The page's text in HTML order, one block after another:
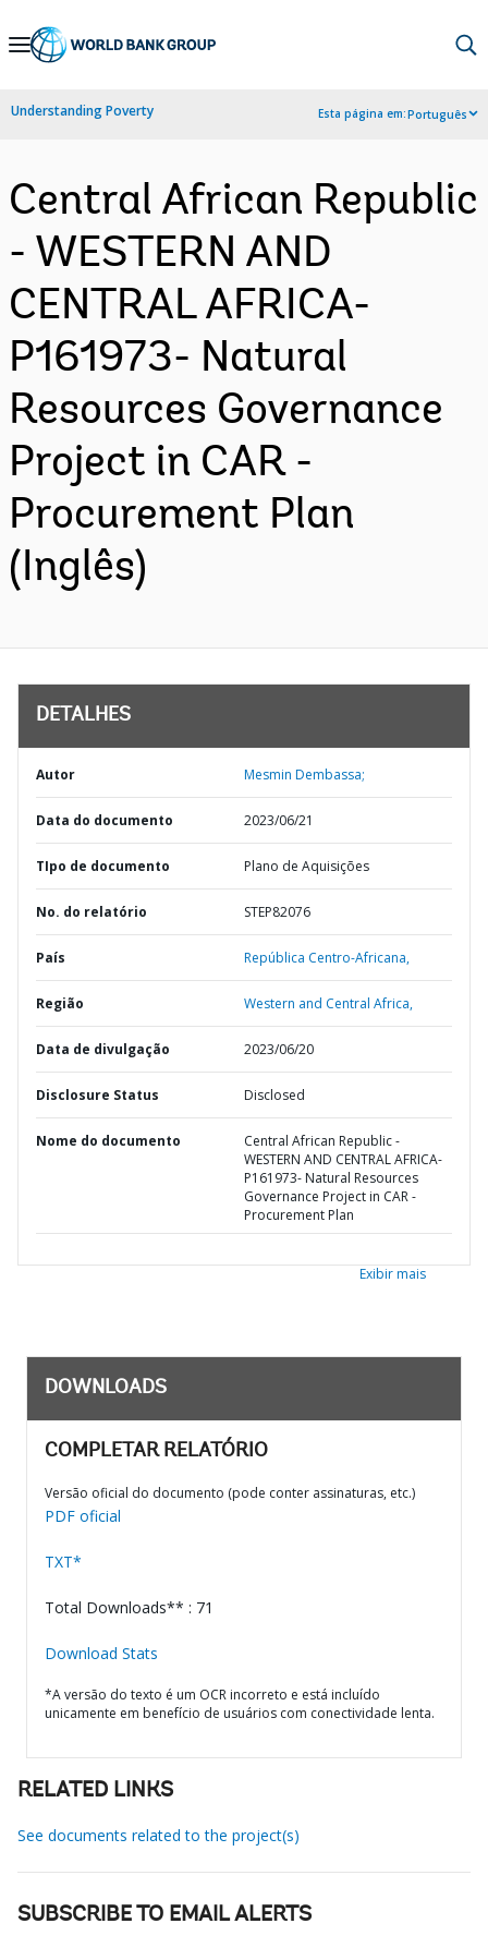
Skip
Navigation
Understanding Poverty Esta página em:Português
Central African Republic
- WESTERN AND
CENTRAL AFRICA-
P161973- Natural
Resources Governance
Project in CAR -
Procurement Plan
(Inglês)
DETALHES
Autor Mesmin Dembassa;
Data do documento 2023/06/21
TIpo de documento Plano de Aquisições
No. do relatório STEP82076
País República Centro-Africana,
Região Western and Central Africa,
Data de divulgação 2023/06/20
Disclosure Status Disclosed
Nome do documento
Central African Republic -
WESTERN AND CENTRAL AFRICA-
P161973- Natural Resources
Governance Project in CAR -
Procurement Plan
Exibir mais
DOWNLOADS
COMPLETAR RELATÓRIO
Versão oficial do documento (pode conter assinaturas, etc.)
PDF oficial
TXT*
Total Downloads** : 71
Download Stats
*A versão do texto é um OCR incorreto e está incluído
unicamente em benefício de usuários com conectividade lenta.
RELATED LINKS
See documents related to the project(s)
SUBSCRIBE TO EMAIL ALERTS